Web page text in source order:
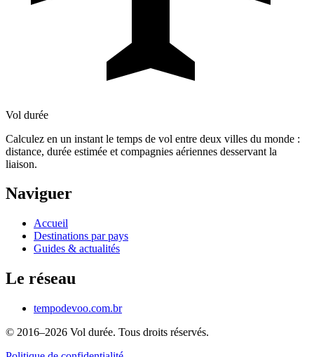
Vol durée
Calculez en un instant le temps de vol entre deux villes du monde :
distance, durée estimée et compagnies aériennes desservant la
liaison.
Naviguer
Accueil
Destinations par pays
Guides & actualités
Le réseau
tempodevoo.com.br
© 2016–2026 Vol durée. Tous droits réservés.